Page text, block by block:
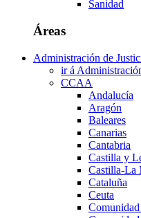
Sanidad
Áreas
Administración de
ir á
CCAA
Andalucía
Aragón
Baleares
Canarias
Cantabria
Castilla y
Castilla-La
Cataluña
Ceuta